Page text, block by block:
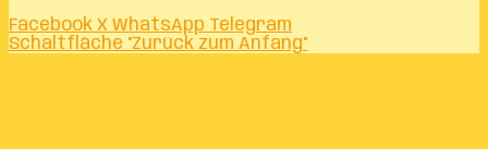
Facebook X WhatsApp Telegram
Schaltfläche "Zurück zum Anfang"